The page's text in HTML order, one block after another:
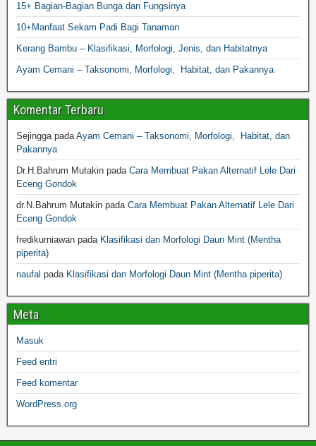
15+ Bagian-Bagian Bunga dan Fungsinya
10+Manfaat Sekam Padi Bagi Tanaman
Kerang Bambu – Klasifikasi, Morfologi, Jenis, dan Habitatnya
Ayam Cemani – Taksonomi, Morfologi, Habitat, dan Pakannya
Komentar Terbaru
SejinggapadaAyam Cemani – Taksonomi, Morfologi, Habitat, dan
Pakannya
Dr.H.Bahrum Mutakin pada Cara Membuat Pakan Alternatif Lele Dari
Eceng Gondok
dr.N.Bahrum Mutakin pada Cara Membuat Pakan Alternatif Lele Dari
Eceng Gondok
fredikurniawan pada Klasifikasi dan Morfologi Daun Mint (Mentha
piperita)
naufal pada Klasifikasi dan Morfologi Daun Mint (Mentha piperita)
Meta
Masuk
Feed entri
Feed komentar
WordPress.org